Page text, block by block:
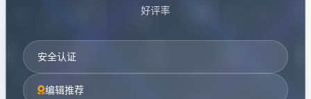
好评率
安全认证
编辑推荐